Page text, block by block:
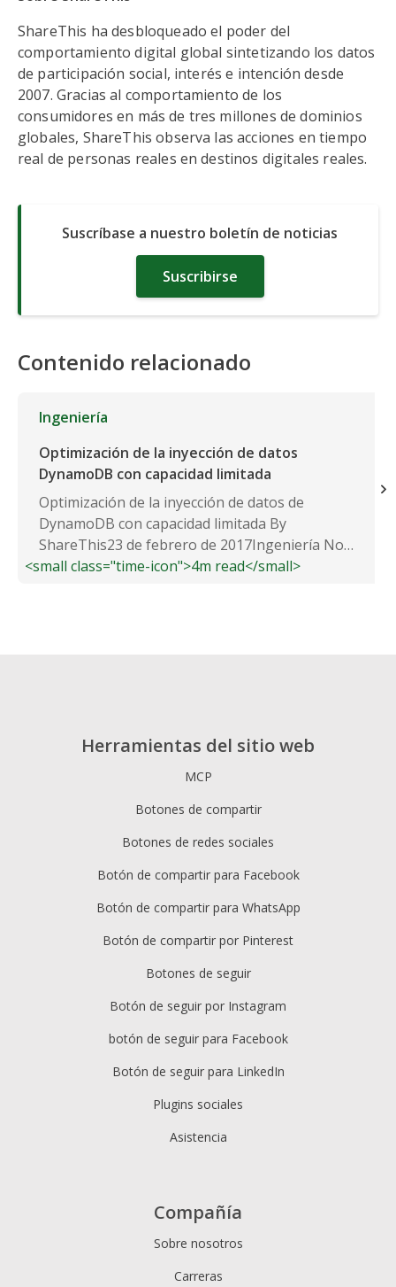
ShareThis ha desbloqueado el poder del
comportamiento digital global sintetizando los datos
de participación social, interés e intención desde
2007. Gracias al comportamiento de los
consumidores en más de tres millones de dominios
globales, ShareThis observa las acciones en tiempo
real de personas reales en destinos digitales reales.
Suscríbase a nuestro boletín de noticias
Suscribirse
Contenido relacionado
Ingeniería
Optimización de la inyección de datos
DynamoDB con capacidad limitada
Optimización de la inyección de datos de
DynamoDB con capacidad limitada By
ShareThis23 de febrero de 2017Ingeniería No
Comments 0 Recientemente nos...
<small class="time-icon">4m read</small>
Herramientas del sitio web
MCP
Botones de compartir
Botones de redes sociales
Botón de compartir para Facebook
Botón de compartir para WhatsApp
Botón de compartir por Pinterest
Botones de seguir
Botón de seguir por Instagram
botón de seguir para Facebook
Botón de seguir para LinkedIn
Plugins sociales
Asistencia
Compañía
Sobre nosotros
Carreras